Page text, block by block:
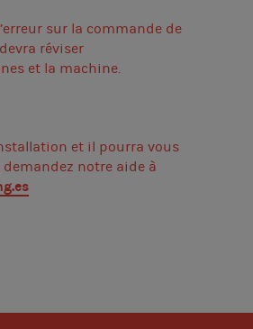
sur la commande de
réviser
et la machine.
et il pourra vous
notre aide à